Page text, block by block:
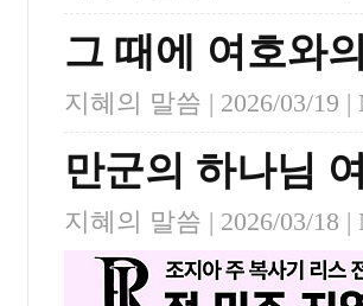
그 때에 여호와
지혜의 말씀 | 2026/03/19 |
만군의 하나님
지혜의 말씀 | 2026/03/18 |